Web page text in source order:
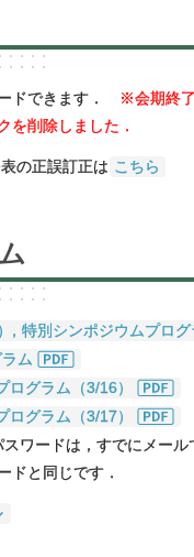
ドできます．
※会期終
を削除しました．
の正誤訂正は こちら
）
，特別シンポジウムプログ
ム
ログラム（3/16）
ログラム（3/17）
ワードは，すでにメール
ドと同じです．